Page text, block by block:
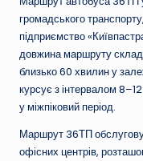
громадського
підприємство
довжина маршруту
близько 60 хвилин у
курсує з інтервалом
у міжпіковий період.
Маршрут 36ТП
офісних центрів,